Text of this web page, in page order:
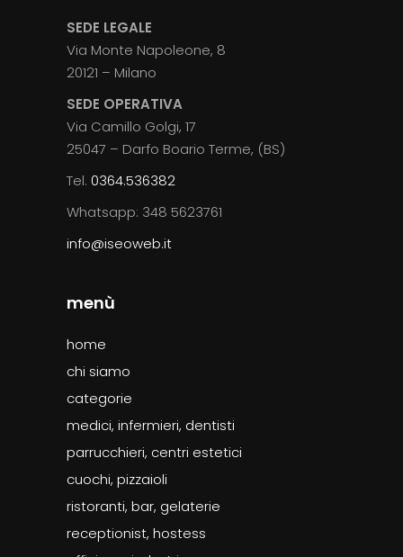
SEDE LEGALE
Via Monte Napoleone, 8
20121 – Milano
SEDE OPERATIVA
Via Camillo Golgi, 17
25047 – Darfo Boario Terme, (BS)
Tel. 0364.536382
Whatsapp: 348 5623761
info@iseoweb.it
menù
home
chi siamo
categorie
medici, infermieri, dentisti
parrucchieri, centri estetici
cuochi, pizzaioli
ristoranti, bar, gelaterie
receptionist, hostess